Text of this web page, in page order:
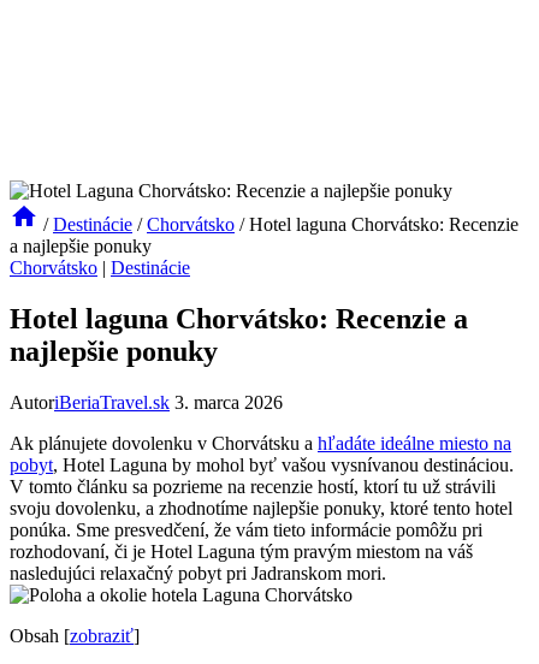
/ Destinácie / Chorvátsko / Hotel laguna Chorvátsko: Recenzie
a najlepšie ponuky
Chorvátsko | Destinácie
Hotel laguna Chorvátsko: Recenzie a
najlepšie ponuky
AutoriBeriaTravel.sk 3. marca 2026
Ak plánujete dovolenku v Chorvátsku a hľadáte ideálne miesto na
pobyt, Hotel Laguna by mohol byť vašou vysnívanou destináciou.
V tomto článku sa pozrieme na recenzie hostí, ktorí tu už strávili
svoju dovolenku, a zhodnotíme najlepšie ponuky, ktoré tento hotel
ponúka. Sme presvedčení, že vám tieto informácie pomôžu pri
rozhodovaní, či je Hotel Laguna tým pravým miestom na váš
nasledujúci relaxačný pobyt pri Jadranskom mori.
Obsah [zobraziť]